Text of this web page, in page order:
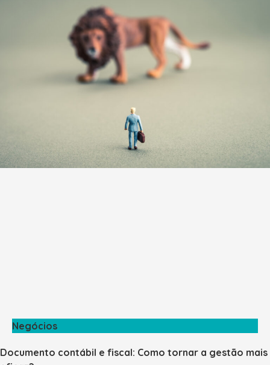
Negócios
Documento contábil e fiscal: Como tornar a gestão mais